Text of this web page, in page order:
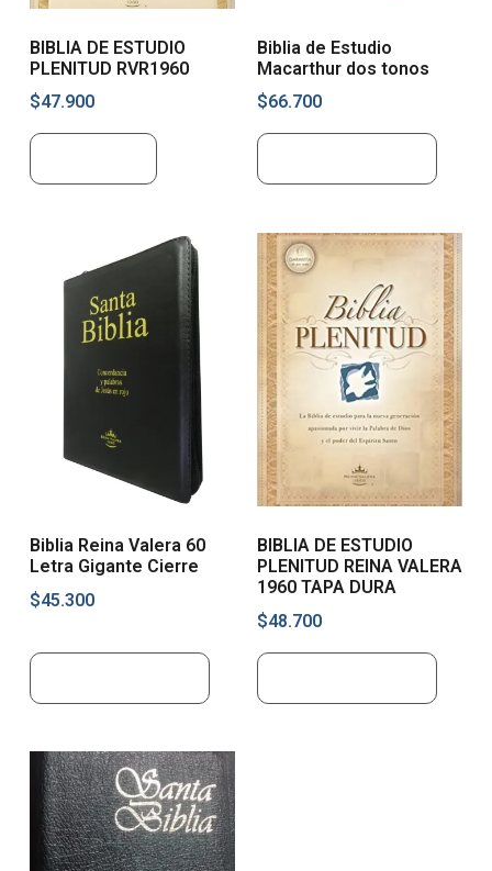
BIBLIA DE ESTUDIO
PLENITUD RVR1960
$47.900
Biblia de Estudio
Macarthur dos tonos
$66.700
Biblia Reina Valera 60
Letra Gigante Cierre
$45.300
BIBLIA DE ESTUDIO
PLENITUD REINA VALERA
1960 TAPA DURA
$48.700